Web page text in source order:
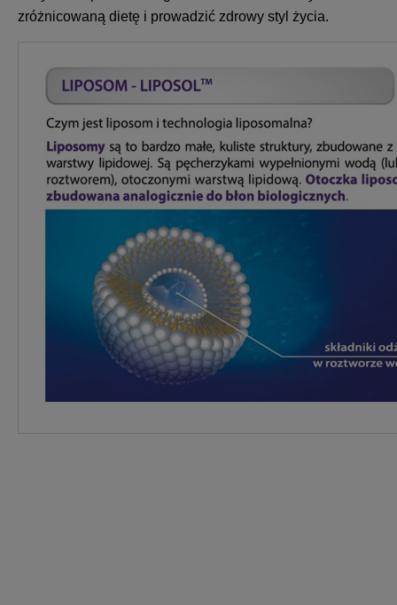
zróżnicowaną dietę i prowadzić zdrowy styl życia.